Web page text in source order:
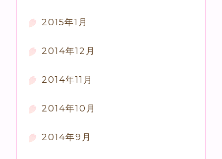
2015年1月
2014年12月
2014年11月
2014年10月
2014年9月